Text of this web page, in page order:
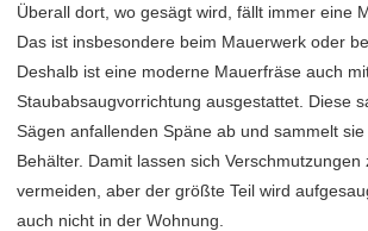
Überall dort, wo gesägt wird, fällt immer eine
Das ist insbesondere beim Mauerwerk oder
Deshalb ist eine moderne Mauerfräse auch
Staubabsaugvorrichtung ausgestattet. Diese
Sägen anfallenden Späne ab und sammelt
Behälter. Damit lassen sich
vermeiden, aber der größte Teil wird
auch nicht in der Wohnung.